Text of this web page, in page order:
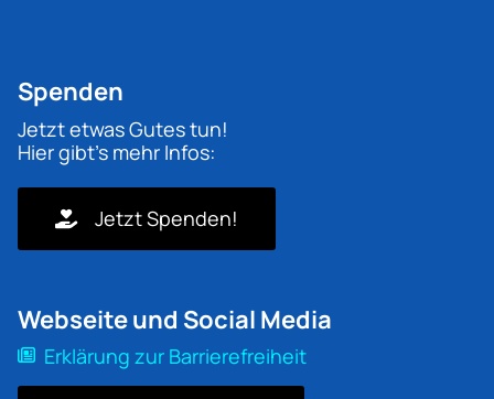
Spenden
Jetzt etwas Gutes tun!
Hier gibt's mehr Infos:
Jetzt Spenden!
Webseite und Social Media
Erklärung zur Barrierefreiheit